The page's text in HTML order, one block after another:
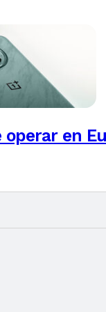
operar en